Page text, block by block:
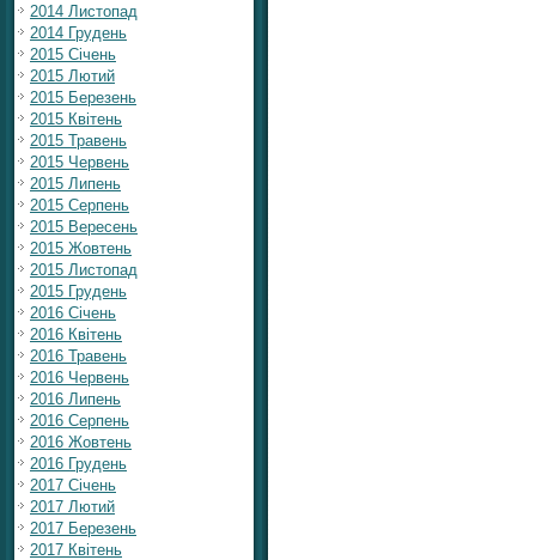
2014 Листопад
2014 Грудень
2015 Січень
2015 Лютий
2015 Березень
2015 Квітень
2015 Травень
2015 Червень
2015 Липень
2015 Серпень
2015 Вересень
2015 Жовтень
2015 Листопад
2015 Грудень
2016 Січень
2016 Квітень
2016 Травень
2016 Червень
2016 Липень
2016 Серпень
2016 Жовтень
2016 Грудень
2017 Січень
2017 Лютий
2017 Березень
2017 Квітень